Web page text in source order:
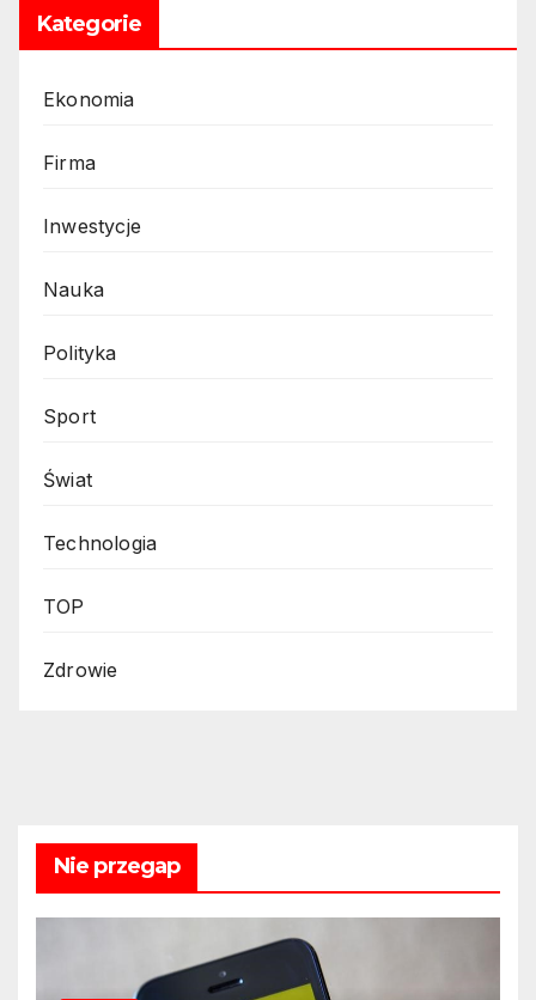
Kategorie
Ekonomia
Firma
Inwestycje
Nauka
Polityka
Sport
Świat
Technologia
TOP
Zdrowie
Nie przegap